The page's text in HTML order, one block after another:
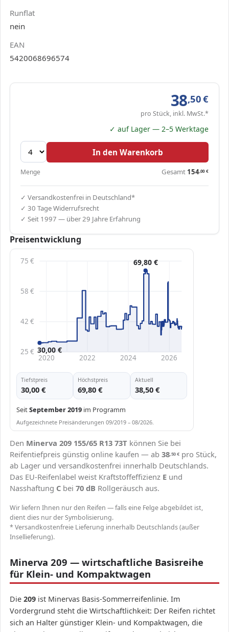
Runflat
nein
EAN
5420068696574
38,50€
pro Stück, inkl. MwSt.*
✓ auf Lager — 2–5 Werktage
In den Warenkorb
Menge Gesamt 154,00€
✓ Versandkostenfrei in Deutschland*
✓ 30 Tage Widerrufsrecht
✓ Seit 1997 — über 29 Jahre Erfahrung
Preisentwicklung
25 €
42 €
58 €
75 €
2020 2022 2024 2026
69,80 €
30,00 €
Tiefstpreis
30,00 €
Höchstpreis
69,80 €
Aktuell
38,50 €
SeitSeptember 2019 im Programm
Aufgezeichnete Preisänderungen 09/2019 – 08/2026.
Den Minerva 209 155/65 R13 73T können Sie bei
Reifentiefpreis günstig online kaufen — ab 38,50€ pro Stück,
ab Lager und versandkostenfrei innerhalb Deutschlands.
Das EU-Reifenlabel weist Kraftstoffeffizienz E und
Nasshaftung C bei 70 dB Rollgeräusch aus.
Wir liefern Ihnen nur den Reifen — falls eine Felge abgebildet ist,
dient dies nur der Symbolisierung.
* Versandkostenfreie Lieferung innerhalb Deutschlands (außer
Insellieferung).
Minerva 209 — wirtschaftliche Basisreihe
für Klein- und Kompaktwagen
Die 209 ist Minervas Basis-Sommerreifenlinie. Im
Vordergrund steht die Wirtschaftlichkeit: Der Reifen richtet
sich an Halter günstiger Klein- und Kompaktwagen, die